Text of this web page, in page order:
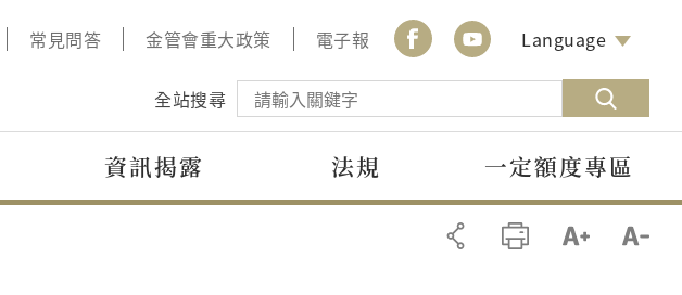
常見問答 金管會重大政策 電子報 Language
全站搜尋
資訊揭露 法規 一定額度專區